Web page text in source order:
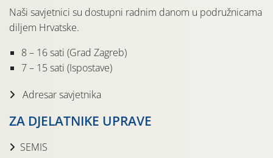
Naši savjetnici su dostupni radnim danom u podružnicama
diljem Hrvatske.
8 – 16 sati (Grad Zagreb)
7 – 15 sati (Ispostave)
Adresar savjetnika
ZA DJELATNIKE UPRAVE
SEMIS